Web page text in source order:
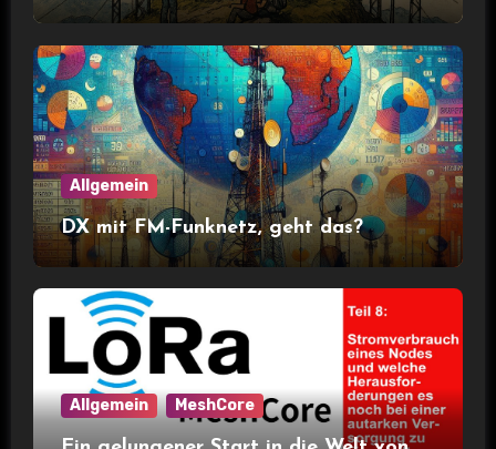
Allgemein
DX mit FM-Funknetz, geht das?
Allgemein MeshCore